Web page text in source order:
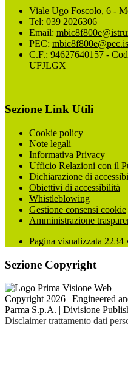
Viale Ugo Foscolo, 6 -
Tel: 039 2026306
Email:
PEC:
C.F.: 94627640157 -
UFJLGX
Sezione Link Utili
Cookie policy
Note legali
Informativa Privacy
Ufficio Relazioni con il
Dichiarazione di
Obiettivi di accessibilità
Whistleblowing
Gestione consensi cookie
Amministrazione
Pagina visualizzata 2234
Sezione Copyright
Copyright 2026 | Engineered
Parma S.p.A. | Divisione
Disclaimer trattamento dati